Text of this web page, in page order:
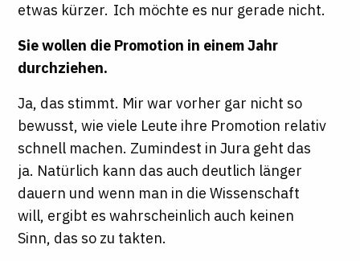
etwas kürzer. Ich möchte es nur gerade nicht.
Sie wollen die Promotion in einem Jahr
durchziehen.
Ja, das stimmt. Mir war vorher gar nicht so
bewusst, wie viele Leute ihre Promotion relativ
schnell machen. Zumindest in Jura geht das
ja. Natürlich kann das auch deutlich länger
dauern und wenn man in die Wissenschaft
will, ergibt es wahrscheinlich auch keinen
Sinn, das so zu takten.